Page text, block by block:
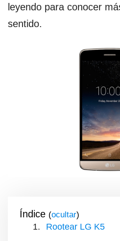
leyendo para conocer
sentido.
Índice ( )
Rootear LG K5